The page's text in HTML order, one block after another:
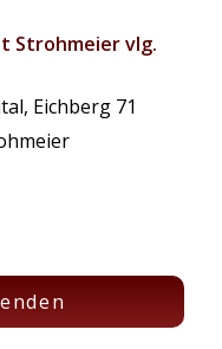
Strohmeier vlg.
, Eichberg 71